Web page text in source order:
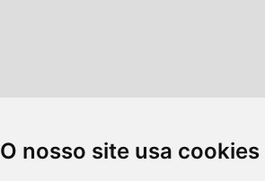
O nosso site usa cookies